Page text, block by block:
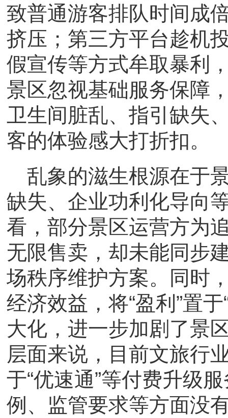
致普通游客排队时间成
挤压；第三方平台趁机
假宣传等方式牟取暴利
景区忽视基础服务保障
卫生间脏乱、指引缺失
客的体验感大打折扣。
乱象的滋生根源在于
缺失、企业功利化导向
看，部分景区运营方为
无限售卖，却未能同步
场秩序维护方案。同时
经济效益，将“盈利”置
大化，进一步加剧了景
层面来说，目前文旅行
于“优速通”等付费升级
例、监管要求等方面没